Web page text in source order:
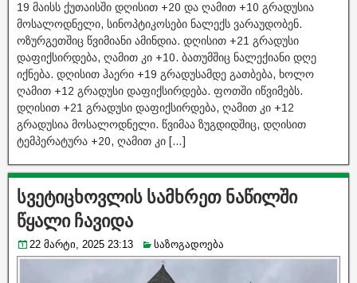
19 მაისს ქუთაისში დღისით +20 და ღამით +10 გრადუსია
მოსალოდნელი, სინოპტიკოსები ნალექს ვარაუდობენ.
ოზურგეთშიც წვიმიანი ამინდია. დღისით +21 გრადუსი
დაფიქსირდება, ღამით კი +10. ბათუმშიც ნალექიანი დღე
იქნება. დღისით ჰაერი +19 გრადუსამდე გათბება, ხოლო
ღამით +12 გრადუსი დაფიქსირდება. ფოთში იწვიმებს.
დღისით +21 გრადუსი დაფიქსირდება, ღამით კი +12
გრადუსია მოსალოდნელი. წვიმაა ზუგდიდშიც, დღისით
ტემპერატურა +20, ღამით კი […]
სვეტიცხოვლის სამხრეთ ნაწილში
წყალი ჩავიდა
22 მარტი, 2025 23:13 საზოგადოება